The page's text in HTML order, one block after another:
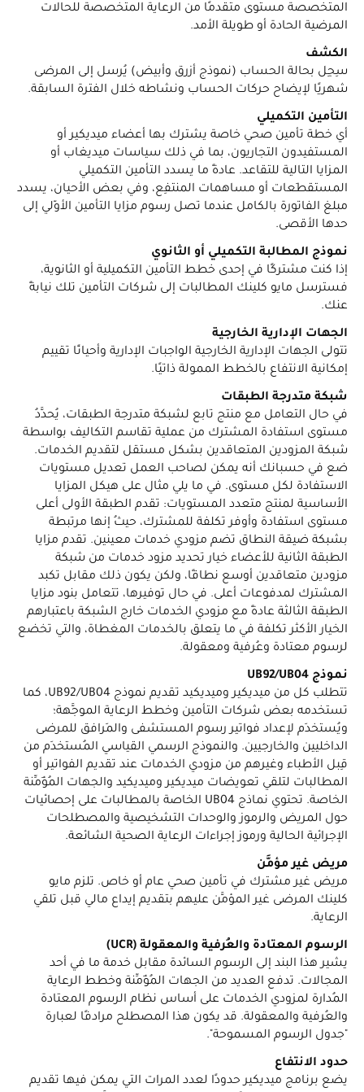
المتخصصة مستوى متقدمًا من الرعاية المتخصصة للحالات
المرضية الحادة أو طويلة الأمد.
الكشف
سِجِل بحالة الحساب (نموذج أزرق وأبيض) يُرسل إلى المرضى
شهريًا لإيضاح حركات الحساب ونشاطه خلال الفترة السابقة.
التأمين التكميلي
أي خطة تأمين صحي خاصة يشترك بها أعضاء ميديكير أو
المستفيدون التجاريون، بما في ذلك سياسات ميديغاب أو
المزايا التالية للتقاعد. عادةً ما يسدد التأمين التكميلي
المستقطَعات أو مساهمات المنتفِع، وفي بعض الأحيان، يسدد
مبلغ الفاتورة بالكامل عندما تصل رسوم مزايا التأمين الأوّلي إلى
حدها الأقصى.
نموذج المطالبة التكميلي أو الثانوي
إذا كنت مشتركًا في إحدى خطط التأمين التكميلية أو الثانوية،
فسترسل مايو كلينك المطالبات إلى شركات التأمين تلك نيابةً
عنك.
الجهات الإدارية الخارجية
تتولى الجهات الإدارية الخارجية الواجبات الإدارية وأحيانًا تقييم
إمكانية الانتفاع بالخطط الممولة ذاتيًا.
شبكة متدرجة الطبقات
في حال التعامل مع منتج تابع لشبكة متدرجة الطبقات، يُحدَّدُ
مستوى استفادة المشترك من عملية تقاسم التكاليف بواسطة
شبكة المزودين المتعاقدين بشكل مستقل لتقديم الخدمات.
ضع في حسبانك أنه يمكن لصاحب العمل تعديل مستويات
الاستفادة لكل مستوى. في ما يلي مثال على هيكل المزايا
الأساسية لمنتج متعدد المستويات: تقدم الطبقة الأولى أعلى
مستوى استفادة وأوفر تكلفة للمشترك، حيثُ إنها مرتبطة
بشبكة ضيقة النطاق تضم مزودي خدمات معينين. تقدم مزايا
الطبقة الثانية للأعضاء خيار تحديد مزود خدمات من شبكة
مزودين متعاقدين أوسع نطاقًا، ولكن يكون ذلك مقابل تكبد
المشترك لمدفوعات أعلى. في حال توفيرها، تتعامل بنود مزايا
الطبقة الثالثة عادةً مع مزودي الخدمات خارج الشبكة باعتبارهم
الخيار الأكثر تكلفة في ما يتعلق بالخدمات المغطاة، والتي تخضع
لرسوم معتادة وعُرفية ومعقولة.
نموذج UB92/UB04
تتطلب كل من ميديكير وميديكيد تقديم نموذج UB92/UB04، كما
تستخدمه بعض شركات التأمين وخطط الرعاية الموجَّهة؛
ويُستخدَم لإعداد فواتير رسوم المستشفى والمَرافق للمرضى
الداخليين والخارجيين. والنموذج الرسمي القياسي المُستخدَم من
قِبل الأطباء وغيرهم من مزودي الخدمات عند تقديم الفواتير أو
المطالبات لتلقي تعويضات ميديكير وميديكيد والجهات المُؤَمِّنة
الخاصة. تحتوي نماذج UB04 الخاصة بالمطالبات على إحصائيات
حول المريض والرموز والوحدات التشخيصية والمصطلحات
الإجرائية الحالية ورموز إجراءات الرعاية الصحية الشائعة.
مريض غير مؤمَّن
مريض غير مشترك في تأمين صحي عام أو خاص. تلزم مايو
كلينك المرضى غير المؤمَّن عليهم بتقديم إيداع مالي قبل تلقي
الرعاية.
الرسوم المعتادة والعُرفية والمعقولة (UCR)
يشير هذا البند إلى الرسوم السائدة مقابل خدمة ما في أحد
المجالات. تدفع العديد من الجهات المُؤَمِّنة وخطط الرعاية
المُدارة لمزودي الخدمات على أساس نظام الرسوم المعتادة
والعُرفية والمعقولة. قد يكون هذا المصطلح مرادفًا لعبارة
"جدول الرسوم المسموحة".
حدود الانتفاع
يضع برنامج ميديكير حدودًا لعدد المرات التي يمكن فيها تقديم